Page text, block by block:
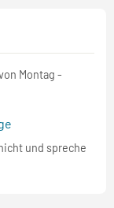
Montag -
und spreche